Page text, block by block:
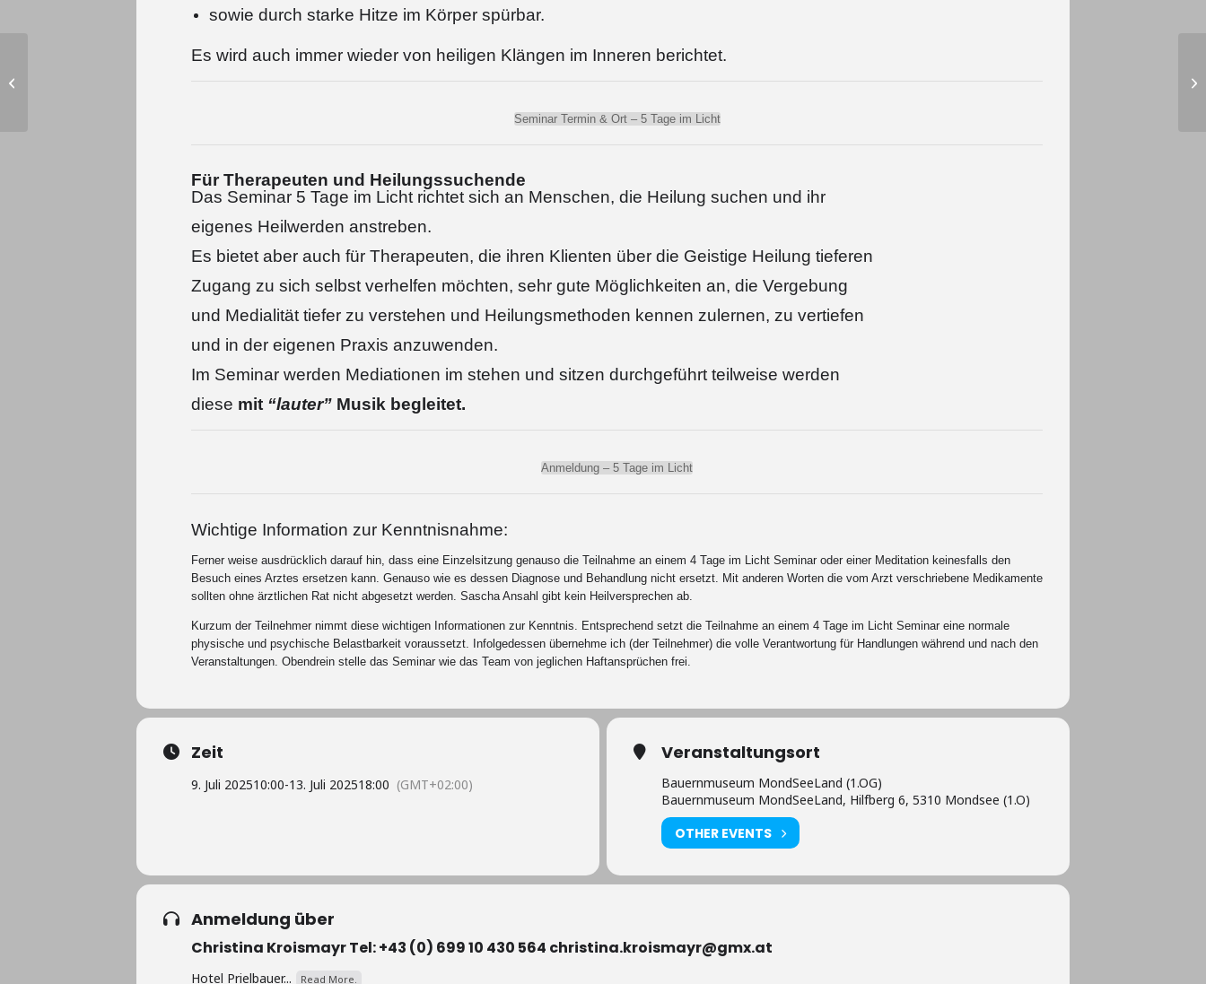
sowie durch starke Hitze im Körper spürbar.
Es wird auch immer wieder von heiligen Klängen im Inneren berichtet.
Seminar Termin & Ort – 5 Tage im Licht
Für Therapeuten und Heilungssuchende
Das Seminar 5 Tage im Licht richtet sich an Menschen, die Heilung suchen und ihr
eigenes Heilwerden anstreben.
Es bietet aber auch für Therapeuten, die ihren Klienten über die Geistige Heilung tieferen
Zugang zu sich selbst verhelfen möchten, sehr gute Möglichkeiten an, die Vergebung
und Medialität tiefer zu verstehen und Heilungsmethoden kennen zulernen, zu vertiefen
und in der eigenen Praxis anzuwenden.
Im Seminar werden Mediationen im stehen und sitzen durchgeführt teilweise werden
diese mit “lauter” Musik begleitet.
Anmeldung – 5 Tage im Licht
Wichtige Information zur Kenntnisnahme:
Ferner weise ausdrücklich darauf hin, dass eine Einzelsitzung genauso die Teilnahme an einem 4 Tage im Licht Seminar oder einer Meditation keinesfalls den
Besuch eines Arztes ersetzen kann. Genauso wie es dessen Diagnose und Behandlung nicht ersetzt. Mit anderen Worten die vom Arzt verschriebene Medikamente
sollten ohne ärztlichen Rat nicht abgesetzt werden. Sascha Ansahl gibt kein Heilversprechen ab.
Kurzum der Teilnehmer nimmt diese wichtigen Informationen zur Kenntnis. Entsprechend setzt die Teilnahme an einem 4 Tage im Licht Seminar eine normale
physische und psychische Belastbarkeit voraussetzt. Infolgedessen übernehme ich (der Teilnehmer) die volle Verantwortung für Handlungen während und nach den
Veranstaltungen. Obendrein stelle das Seminar wie das Team von jeglichen Haftansprüchen frei.
Zeit
9. Juli 202510:00-13. Juli 202518:00 (GMT+02:00)
Veranstaltungsort
Bauernmuseum MondSeeLand (1.OG)
Bauernmuseum MondSeeLand, Hilfberg 6, 5310 Mondsee (1.O)
OTHER EVENTS
Anmeldung über
Christina Kroismayr Tel: +43 (0) 699 10 430 564 christina.kroismayr@gmx.at
Hotel Prielbauer... Read More.